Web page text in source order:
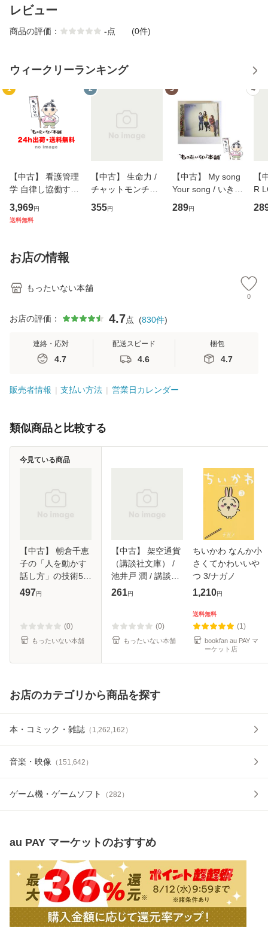
レビュー
商品の評価： -点 (0件)
ウィークリーランキング
1
【中古】 看護管理
学 自律し協働する
専門職の看護マネ
ジメントスキル 改
恵 藤本幸三 / 南江
堂 [単行
3,969円
送料無料
2
【中古】 生命力 /
チャットモンチー /
キューンレコード
[CD]【メール便送
355円
3
【中古】 My song
Your song / いきも
のがかり / [CD]
【メール便送料無
289円
4
【
R
産
お店の情報
もったいない本舗
0
お店の評価： 4.7点 (830件)
連絡・応対
4.7
配送スピード
4.6
梱包
4.7
販売者情報 支払い方法 営業日カレンダー
類似商品と比較する
【中古】 朝倉千恵
子の「人を動かす
話し方」の技術5日
間レッスン / 朝倉
フォス情報社 [単行
本]【メ
497円
(0)
もったいない本舗
今見ている商品
【中古】 架空通貨
（講談社文庫） /
池井戸 潤 / 講談社
[文庫]【メール便送
261円
(0)
もったいない本舗
ちいかわ なんか小
さくてかわいいや
つ 3/ナガノ
1,210円
送料無料
(1)
bookfan au PAY マ
ーケット店
お店のカテゴリから商品を探す
本・コミック・雑誌 （ 1,262,162 ）
音楽・映像 （ 151,642 ）
ゲーム機・ゲームソフト （282 ）
au PAY マーケットのおすすめ